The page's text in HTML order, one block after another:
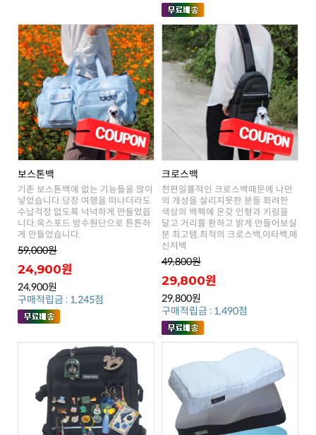
보스톤백
게 만들었습니다.
59,000원
24,900원
24,900원
구매적립금 : 1,245점
크로스백
신저백
49,800원
29,800원
29,800원
구매적립금 : 1,490점